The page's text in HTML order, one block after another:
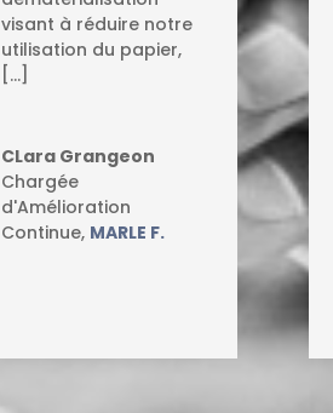
visant à réduire notre
utilisation du papier,
[…]
CLara Grangeon
Chargée
d'Amélioration
Continue, MARLE F.